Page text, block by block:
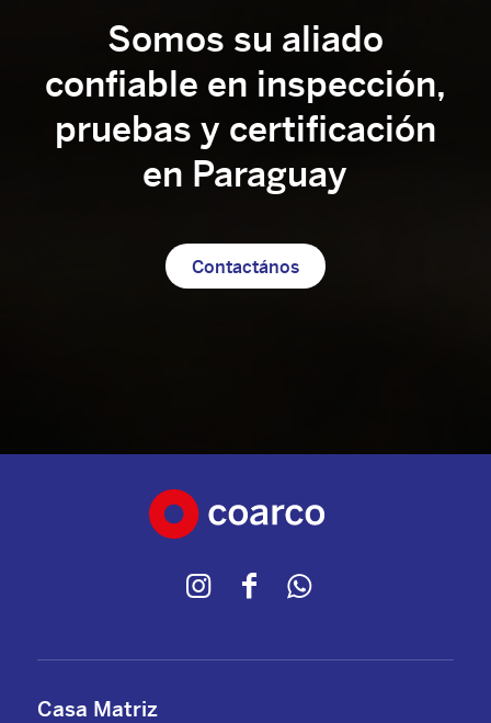
Somos su aliado
confiable en inspección,
pruebas y certificación
en Paraguay
Contactános
Casa Matriz